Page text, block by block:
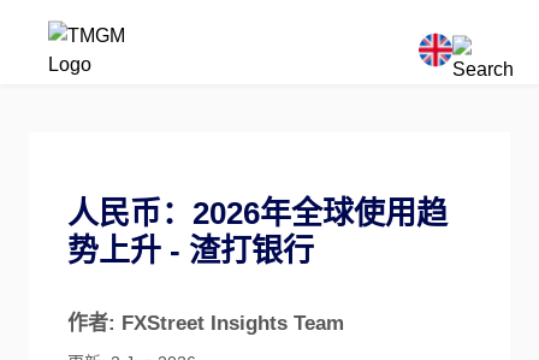
人民币：2026年全球使用趋
势上升 - 渣打银行
作者: FXStreet Insights Team